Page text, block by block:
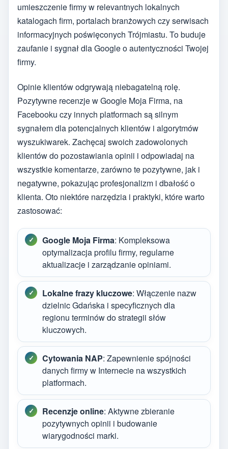
umieszczenie firmy w relevantnych lokalnych
katalogach firm, portalach branżowych czy serwisach
informacyjnych poświęconych Trójmiastu. To buduje
zaufanie i sygnał dla Google o autentyczności Twojej
firmy.
Opinie klientów odgrywają niebagatelną rolę.
Pozytywne recenzje w Google Moja Firma, na
Facebooku czy innych platformach są silnym
sygnałem dla potencjalnych klientów i algorytmów
wyszukiwarek. Zachęcaj swoich zadowolonych
klientów do pozostawiania opinii i odpowiadaj na
wszystkie komentarze, zarówno te pozytywne, jak i
negatywne, pokazując profesjonalizm i dbałość o
klienta. Oto niektóre narzędzia i praktyki, które warto
zastosować:
Google Moja Firma: Kompleksowa
optymalizacja profilu firmy, regularne
aktualizacje i zarządzanie opiniami.
Lokalne frazy kluczowe: Włączenie nazw
dzielnic Gdańska i specyficznych dla
regionu terminów do strategii słów
kluczowych.
Cytowania NAP: Zapewnienie spójności
danych firmy w Internecie na wszystkich
platformach.
Recenzje online: Aktywne zbieranie
pozytywnych opinii i budowanie
wiarygodności marki.